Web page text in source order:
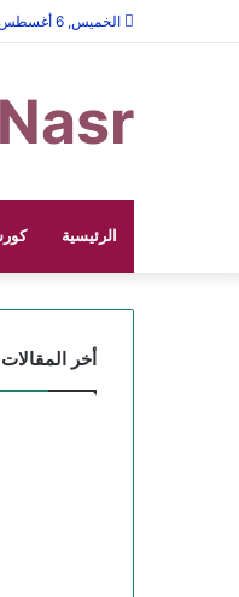
الخميس, 6 أغسطس 2026
الرئيسية
أخر المقالات